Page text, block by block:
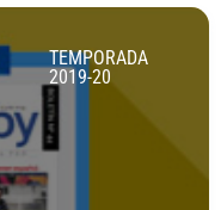
TEMPORADA
2019-20